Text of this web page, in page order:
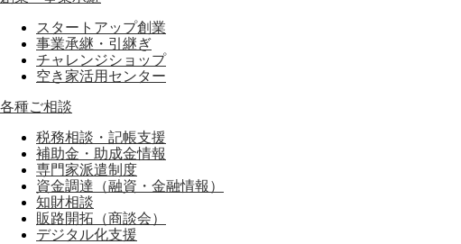
スタートアップ創業
事業承継・引継ぎ
チャレンジショップ
空き家活用センター
各種ご相談
税務相談・記帳支援
補助金・助成金情報
専門家派遣制度
資金調達（融資・金融情報）
知財相談
販路開拓（商談会）
デジタル化支援